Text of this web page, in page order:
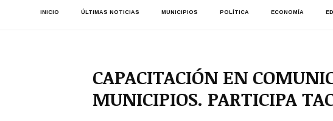
INICIO ÚLTIMAS NOTICIAS MUNICIPIOS POLÍTICA ECONOMÍA
CAPACITACIÓN EN
MUNICIPIOS. PARTICIPA